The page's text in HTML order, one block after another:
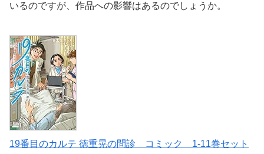
いるのですが、作品への影響はあるのでしょうか。
19番目のカルテ 徳重晃の問診 コミック 1-11巻セット